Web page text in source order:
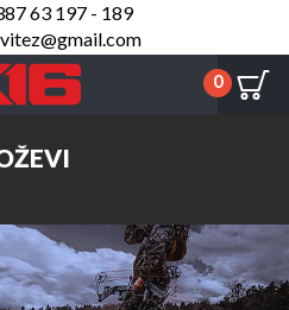
63 197 - 189
0